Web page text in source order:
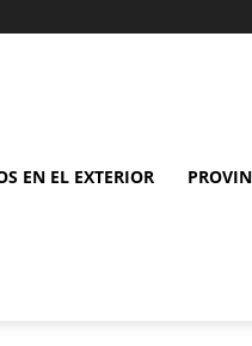
EN EL EXTERIOR